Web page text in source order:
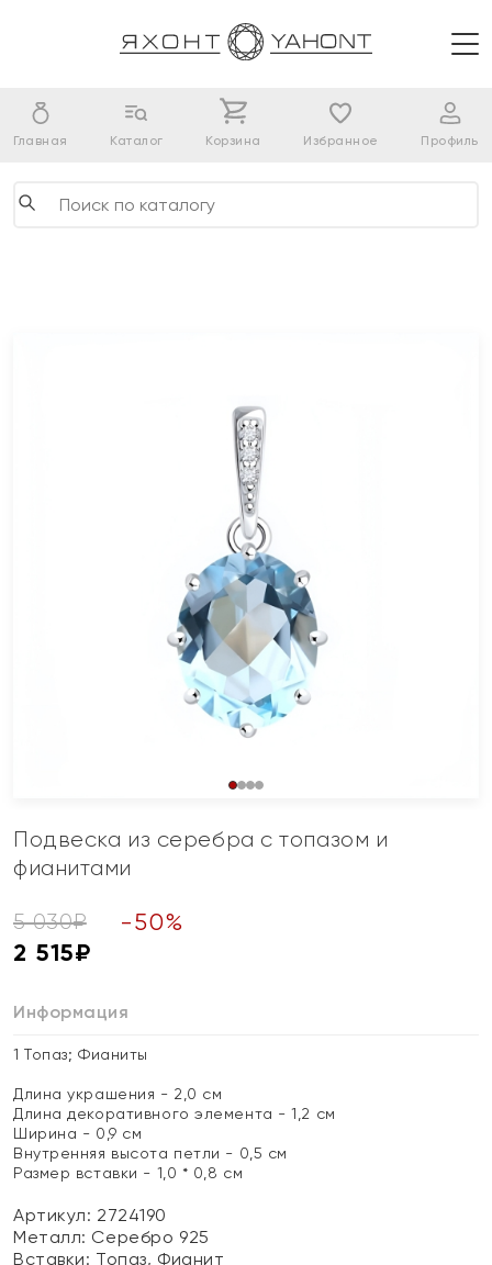
Главная Каталог Корзина Избранное Профиль
Подвеска из серебра с топазом и
фианитами
5 030₽ -50%
2 515₽
Информация
1 Топаз; Фианиты
Длина украшения - 2,0 см
Длина декоративного элемента - 1,2 см
Ширина - 0,9 см
Внутренняя высота петли - 0,5 см
Размер вставки - 1,0 * 0,8 см
Артикул: 2724190
Металл: Серебро 925
Вставки: Топаз, Фианит